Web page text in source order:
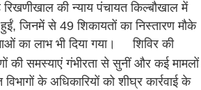
की न्याय पंचायत किल्बौखाल में
जिनमें से 49 शिकायतों का निस्तारण मौके
का लाभ भी दिया गया।
शिविर की
की समस्याएं गंभीरता से सुनीं और कई मामलों
के अधिकारियों को शीघ्र कार्रवाई के